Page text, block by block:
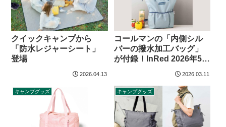
クイックキャンプから
「防水レジャーシート」
登場
2026.04.13
コールマンの「内側シル
バーの撥水加工バッグ」
が付録！InRed 2026年5月
2026.03.11
キャンプグッズ キャンプグッズ